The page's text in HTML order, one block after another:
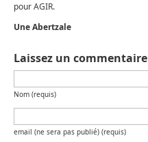
pour AGIR.
Une Abertzale
Laissez un commentaire
Nom (requis)
email (ne sera pas publié) (requis)